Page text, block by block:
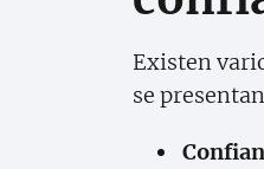
Existen
se